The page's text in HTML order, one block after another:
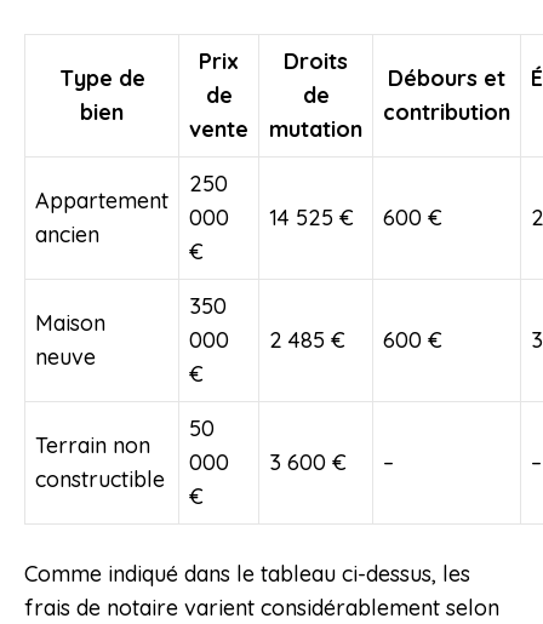
Type de
bien
Prix
de
vente
Droits
de
mutation
Débours et
contribution
Appartement
ancien
250
000
€
14 525 € 600 €
Maison
neuve
350
000
€
2 485 € 600 €
Terrain non
constructible
50
000
€
3 600 € – –
Comme indiqué dans le tableau ci-dessus, les
frais de notaire varient considérablement selon